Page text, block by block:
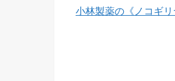
小林製薬の《ノコギ